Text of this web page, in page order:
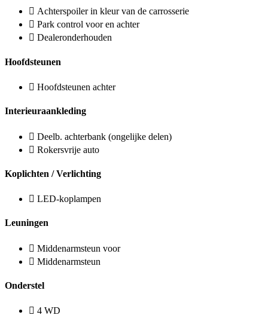
Achterspoiler in kleur van de carrosserie
Park control voor en achter
Dealeronderhouden
Hoofdsteunen
Hoofdsteunen achter
Interieuraankleding
Deelb. achterbank (ongelijke delen)
Rokersvrije auto
Koplichten / Verlichting
LED-koplampen
Leuningen
Middenarmsteun voor
Middenarmsteun
Onderstel
4 WD